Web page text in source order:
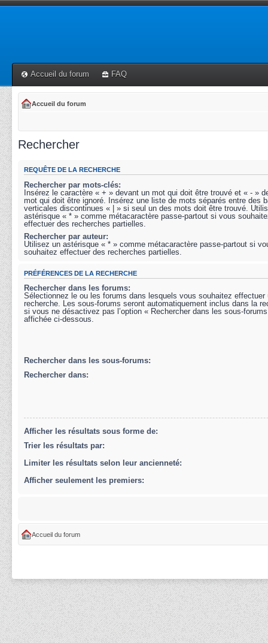
Accueil du forum FAQ
Accueil du forum
Rechercher
REQUÊTE DE LA RECHERCHE
Rechercher par mots-clés:
Insérez le caractère « + » devant un mot qui doit être trouvé et « - »
mot qui doit être ignoré. Insérez une liste de mots séparés entre des
verticales discontinues « | » si seul un des mots doit être trouvé.
astérisque « * » comme métacaractère passe-partout si vous
effectuer des recherches partielles.
Rechercher par auteur:
Utilisez un astérisque « * » comme métacaractère passe-partout si
souhaitez effectuer des recherches partielles.
PRÉFÉRENCES DE LA RECHERCHE
Rechercher dans les forums:
Sélectionnez le ou les forums dans lesquels vous souhaitez effectuer
recherche. Les sous-forums seront automatiquement inclus dans la
si vous ne désactivez pas l’option « Rechercher dans les sous-
affichée ci-dessous.
Rechercher dans les sous-forums:
Rechercher dans:
Afficher les résultats sous forme de:
Trier les résultats par:
Limiter les résultats selon leur ancienneté:
Afficher seulement les premiers:
Accueil du forum